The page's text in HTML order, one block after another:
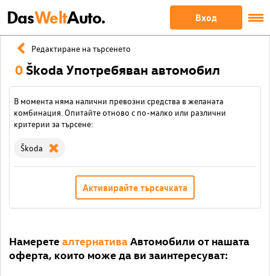
DasWeltAuto. Вход
Редактиране на търсенето
0 Škoda Употребяван автомобил
В момента няма налични превозни средства в желаната
комбинация. Опитайте отново с по-малко или различни
критерии за търсене:
Škoda
Активирайте търсачката
Намерете алтернативаАвтомобили от нашата
оферта, които може да ви заинтересуват: